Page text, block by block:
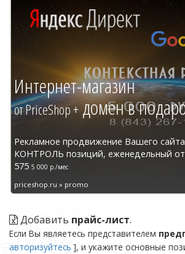
Интернет-магазин
от PriceShop +домен в
Рекламное продвижение Вашего
КОНТРОЛЬ позиций, еженедельный
575 5 000 р./мес
priceshop.ru » promo
Добавить прайс-лист.
Если Вы являетесь представителем
авторизуйтесь ], и укажите основные